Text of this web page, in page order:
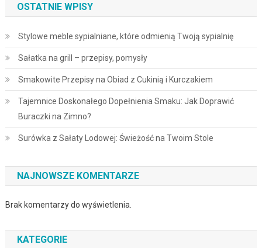
OSTATNIE WPISY
Stylowe meble sypialniane, które odmienią Twoją sypialnię
Sałatka na grill – przepisy, pomysły
Smakowite Przepisy na Obiad z Cukinią i Kurczakiem
Tajemnice Doskonałego Dopełnienia Smaku: Jak Doprawić
Buraczki na Zimno?
Surówka z Sałaty Lodowej: Świeżość na Twoim Stole
NAJNOWSZE KOMENTARZE
Brak komentarzy do wyświetlenia.
KATEGORIE